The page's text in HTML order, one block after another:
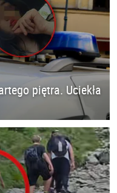
piętra. Uciekła